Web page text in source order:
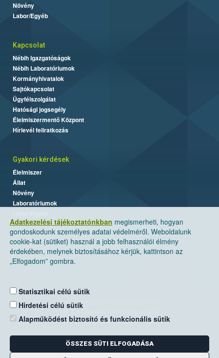
Adatkezelési tájékoztatónkban megismerheti, hogyan
gondoskodunk személyes adatai védelméről. Weboldalunk
cookie-kat (sütiket) használ a jobb felhasználói élmény
érdekében, melynek biztosításához kérjük, kattintson az
„Elfogadom” gombra.
Statisztikai célú sütik
Hirdetési célú sütik
Alapműködést biztosító és funkcionális sütik
ÖSSZES SÜTI ELFOGADÁSA
Növény
Labor/Egyéb
Kapcsolat
Nébih Igazgatóságok
Nébih Laboratóriumok
Kormányhivatalok
Sajtókapcsolat
Ügyfélszolgálat
Hatósági jogsegély
Élelmiszermentő Központ
Hírlevél feliratkozás
Gyakori kérdések
Élelmiszer
Állat
Növény
Laboratóriumok
Nemzeti Élelmiszerlánc-biztonsági Hivatal
Levelezési cím: 1525 Budapest. Pf. 30.
E-mail:ugyfelszolgalat@nebih.gov.hu